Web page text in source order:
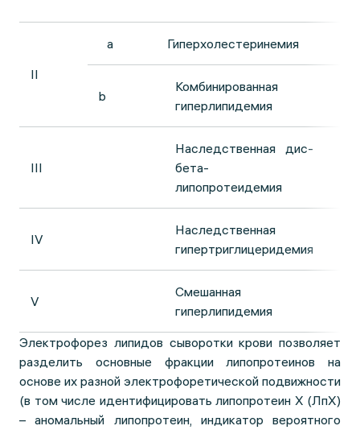
II
a Гиперхолестеринемия
b
Комбинированная
гиперлипидемия
III
Наследственная дис-
бета-
липопротеидемия
IV
Наследственная
гипертриглицеридемия
V
Смешанная
гиперлипидемия
Электрофорез липидов сыворотки крови позволяет
разделить основные фракции липопротеинов на
основе их разной электрофоретической подвижности
(в том числе идентифицировать липопротеин Х (ЛпХ)
– аномальный липопротеин, индикатор вероятного